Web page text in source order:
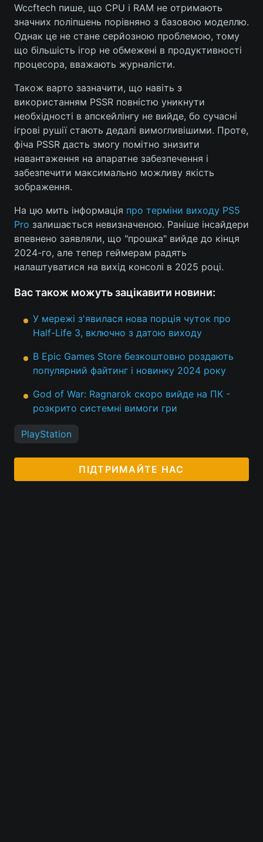
Wccftech пише, що CPU і RAM не отримають
значних поліпшень порівняно з базовою моделлю.
Однак це не стане серйозною проблемою, тому
що більшість ігор не обмежені в продуктивності
процесора, вважають журналісти.
Також варто зазначити, що навіть з
використанням PSSR повністю уникнути
необхідності в апскейлінгу не вийде, бо сучасні
ігрові рушії стають дедалі вимогливішими. Проте,
фіча PSSR дасть змогу помітно знизити
навантаження на апаратне забезпечення і
забезпечити максимально можливу якість
зображення.
На цю мить інформація про терміни виходу PS5
Pro залишається невизначеною. Раніше інсайдери
впевнено заявляли, що "прошка" вийде до кінця
2024-го, але тепер геймерам радять
налаштуватися на вихід консолі в 2025 році.
Вас також можуть зацікавити новини:
У мережі з'явилася нова порція чуток про
Half-Life 3, включно з датою виходу
В Epic Games Store безкоштовно роздають
популярний файтинг і новинку 2024 року
God of War: Ragnarok скоро вийде на ПК -
розкрито системні вимоги гри
PlayStation
ПІДТРИМАЙТЕ НАС